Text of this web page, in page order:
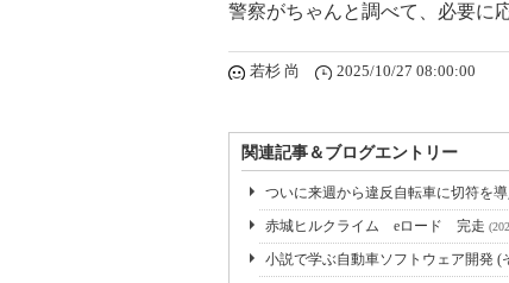
警察がちゃんと調べて、必要に
若杉 尚 2025/10/27 08:00:00
関連記事＆ブログエントリー
ついに来週から違反自転車に切符を導
赤城ヒルクライム eロード 完走
小説で学ぶ自動車ソフトウェア開発 (